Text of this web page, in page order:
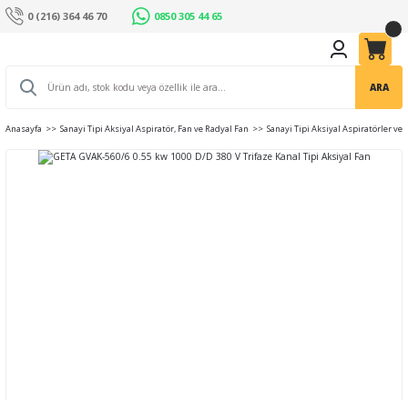
0 (216) 364 46 70 0850 305 44 65
ARA
Anasayfa Sanayi Tipi Aksiyal Aspiratör, Fan ve Radyal Fan Sanayi Tipi Aksiyal Aspiratörler ve